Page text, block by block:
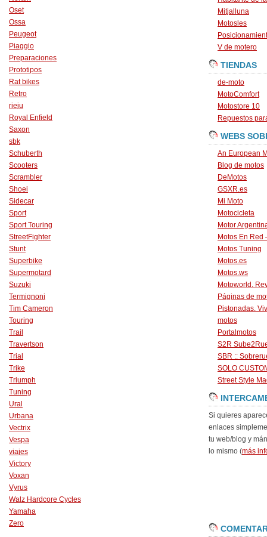
Oset
Ossa
Peugeot
Piaggio
Preparaciones
Prototipos
Rat bikes
Retro
rieju
Royal Enfield
Saxon
sbk
Schuberth
Scooters
Scrambler
Shoei
Sidecar
Sport
Sport Touring
StreetFighter
Stunt
Superbike
Supermotard
Suzuki
Termignoni
Tim Cameron
Touring
Trail
Travertson
Trial
Trike
Triumph
Tuning
Ural
Urbana
Vectrix
Vespa
viajes
Victory
Voxan
Vyrus
Walz Hardcore Cycles
Yamaha
Zero
Mitjalluna
Motosles
V de motero
TIENDAS
de-moto
MotoComfort
Motostore 10
Repuestos
WEBS
An European
Blog de motos
DeMotos
GSXR.es
Mi Moto
Motocicleta
Motor
Motos En Red
Motos Tuning
Motos.es
Motos.ws
Motoworld.
Páginas de
Pistonadas.
motos
Portalmotos
S2R
SBR ::
SOLO
Street Style
Si quieres
enlaces
tu web/blog y
lo mismo (más